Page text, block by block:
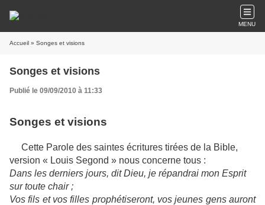
MENU
Accueil » Songes et visions
Songes et visions
Publié le 09/09/2010 à 11:33
Songes et visions
Cette Parole des saintes écritures tirées de la Bible,
version « Louis Segond » nous concerne tous :
Dans les derniers jours, dit Dieu, je répandrai mon Esprit
sur toute chair ;
Vos fils et vos filles prophétiseront, vos jeunes gens auront